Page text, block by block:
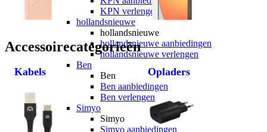
KPN verlengen
hollandsnieuwe
hollandsnieuwe
hollandsnieuwe aanbiedingen
hollandsnieuwe verlengen
Ben
Ben
Ben aanbiedingen
Ben verlengen
Simyo
Simyo
Simyo aanbiedingen
Accessoirecategorieën
Kabels Opladers